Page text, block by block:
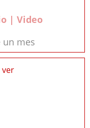
| Video
un mes